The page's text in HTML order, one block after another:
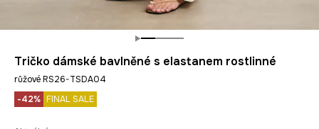
Tričko dámské bavlněné s elastanem rostlinné
růžové RS26-TSDA04
-42% FINAL SALE